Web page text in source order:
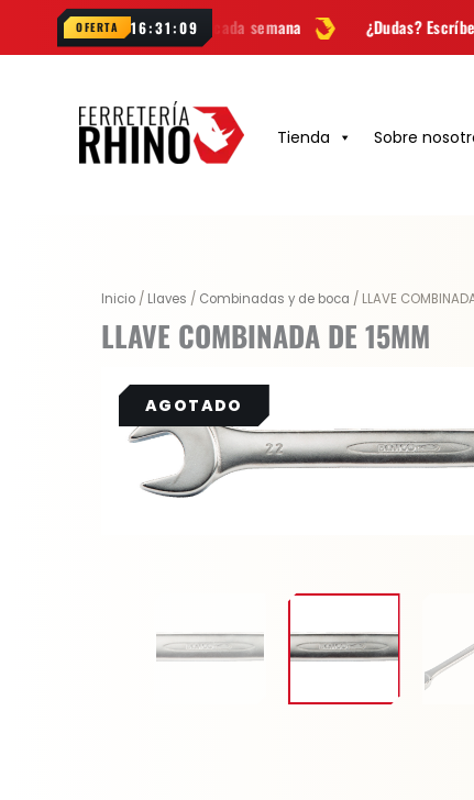
OFERTA 16:31:08
y novedades cada semana ¿Dudas? Escríbenos por
Tienda Sobre
Inicio / Llaves / Combinadas y de boca / LLAVE
LLAVE COMBINADA DE 15MM